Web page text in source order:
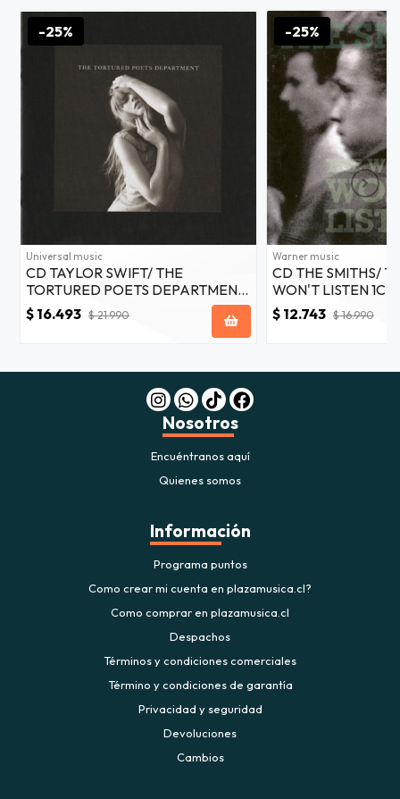
-25%
Universal music
CD TAYLOR SWIFT/ THE
TORTURED POETS DEPARTMENT
(THE BLACK DOG) 1CD
$ 16.493 $ 21.990
-25%
Warner music
CD THE SMITHS/
WON'T LISTEN 1CD
$ 12.743 $ 16.990
Nosotros
Encuéntranos aquí
Quienes somos
Información
Programa puntos
Como crear mi cuenta en plazamusica.cl?
Como comprar en plazamusica.cl
Despachos
Términos y condiciones comerciales
Término y condiciones de garantía
Privacidad y seguridad
Devoluciones
Cambios